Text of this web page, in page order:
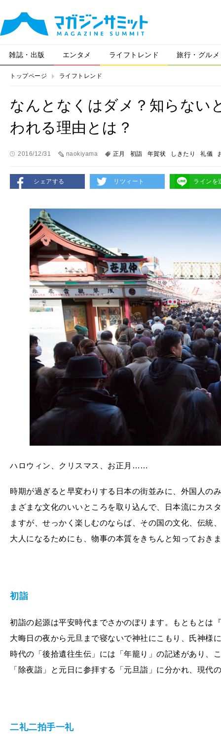
雑誌・出版 エンタメ ライフトレンド 旅行・グルメ
トップページ ライフトレンド
なんとなくはダメ？知らない
われる理由とは？
2016/12/31 naokiyama 正月 初詣 年賀状 しきたり 礼儀
シェアする リツィート ラインを
ハロウィン、クリスマス、お正月……
時期が過ぎると早変わりする日本の街並みに、外国人の
まざまな文化のいいところを取り込んで、日本流にカス
ますが、せっかく楽しむのならば、その国の文化、伝統
大人になるためにも、物事の本質をきちんと知っておき
初詣
初詣の起源は平安時代までさかのぼります。もともとは
大晦日の夜から元旦まで寝ないで神社にこもり、氏神様
時代の「後拾遺往生伝」には「年籠り」の記述があり、
「除夜詣」と元日に参拝する「元旦詣」に分かれ、現代
二礼二拍手一礼